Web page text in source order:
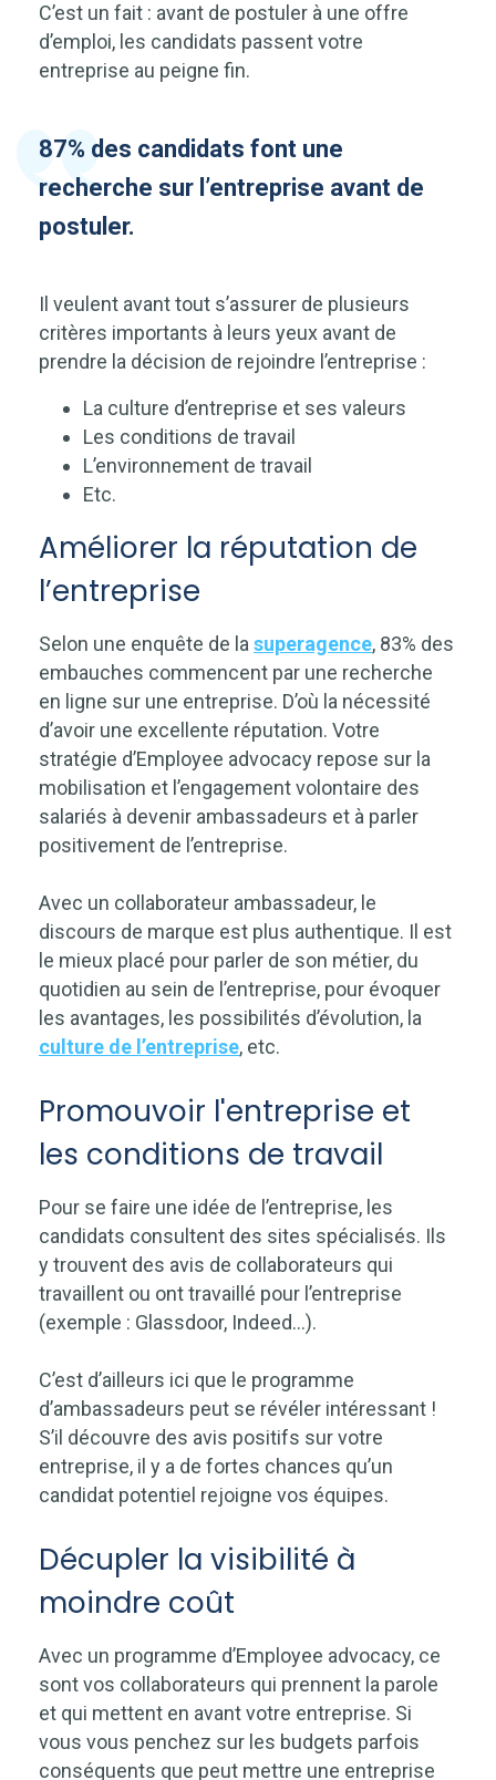
C’est un fait : avant de postuler à une offre
d’emploi, les candidats passent votre
entreprise au peigne fin.
87% des candidats font une
recherche sur l’entreprise avant de
postuler.
Il veulent avant tout s’assurer de plusieurs
critères importants à leurs yeux avant de
prendre la décision de rejoindre l’entreprise :
La culture d’entreprise et ses valeurs
Les conditions de travail
L’environnement de travail
Etc.
Améliorer la réputation de
l’entreprise
Selon une enquête de la superagence, 83% des
embauches commencent par une recherche
en ligne sur une entreprise. D’où la nécessité
d’avoir une excellente réputation. Votre
stratégie d’Employee advocacy repose sur la
mobilisation et l’engagement volontaire des
salariés à devenir ambassadeurs et à parler
positivement de l’entreprise.
Avec un collaborateur ambassadeur, le
discours de marque est plus authentique. Il est
le mieux placé pour parler de son métier, du
quotidien au sein de l’entreprise, pour évoquer
les avantages, les possibilités d’évolution, la
culture de l’entreprise, etc.
Promouvoir l'entreprise et
les conditions de travail
Pour se faire une idée de l’entreprise, les
candidats consultent des sites spécialisés. Ils
y trouvent des avis de collaborateurs qui
travaillent ou ont travaillé pour l’entreprise
(exemple : Glassdoor, Indeed…).
C’est d’ailleurs ici que le programme
d’ambassadeurs peut se révéler intéressant !
S’il découvre des avis positifs sur votre
entreprise, il y a de fortes chances qu’un
candidat potentiel rejoigne vos équipes.
Décupler la visibilité à
moindre coût
Avec un programme d’Employee advocacy, ce
sont vos collaborateurs qui prennent la parole
et qui mettent en avant votre entreprise. Si
vous vous penchez sur les budgets parfois
conséquents que peut mettre une entreprise